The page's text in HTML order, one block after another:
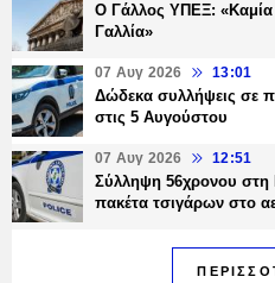
Ο Γάλλος ΥΠΕΞ: «Καμία
Γαλλία»
07 Αυγ 2026 13:01
Δώδεκα συλλήψεις σε
στις 5 Αυγούστου
07 Αυγ 2026 12:51
Σύλληψη 56χρονου στη
πακέτα τσιγάρων στο